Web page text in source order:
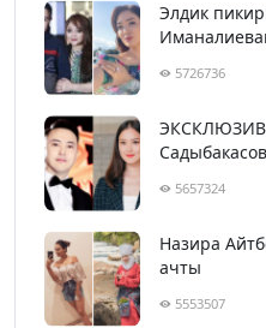
Элдик
5726736
ЭКСКЛЮЗИВ
5657324
Назира
ачты
5553507